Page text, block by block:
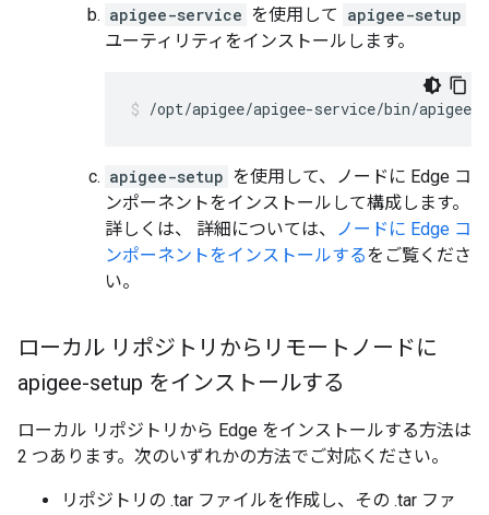
apigee-service を使用して apigee-setup
ユーティリティをインストールします。
/opt/apigee/apigee-service/bin/
apigee-setup を使用して、ノードに Edge コ
ンポーネントをインストールして構成します。
詳しくは、 詳細については、
ノードに Edge コ
ンポーネントをインストールするをご覧くださ
い。
ローカル リポジトリからリモートノードに
apigee-setup をインストールする
ローカル リポジトリから Edge をインストールする方法は
2 つあります。次のいずれかの方法でご対応ください。
リポジトリの .tar ファイルを作成し、その .tar ファ